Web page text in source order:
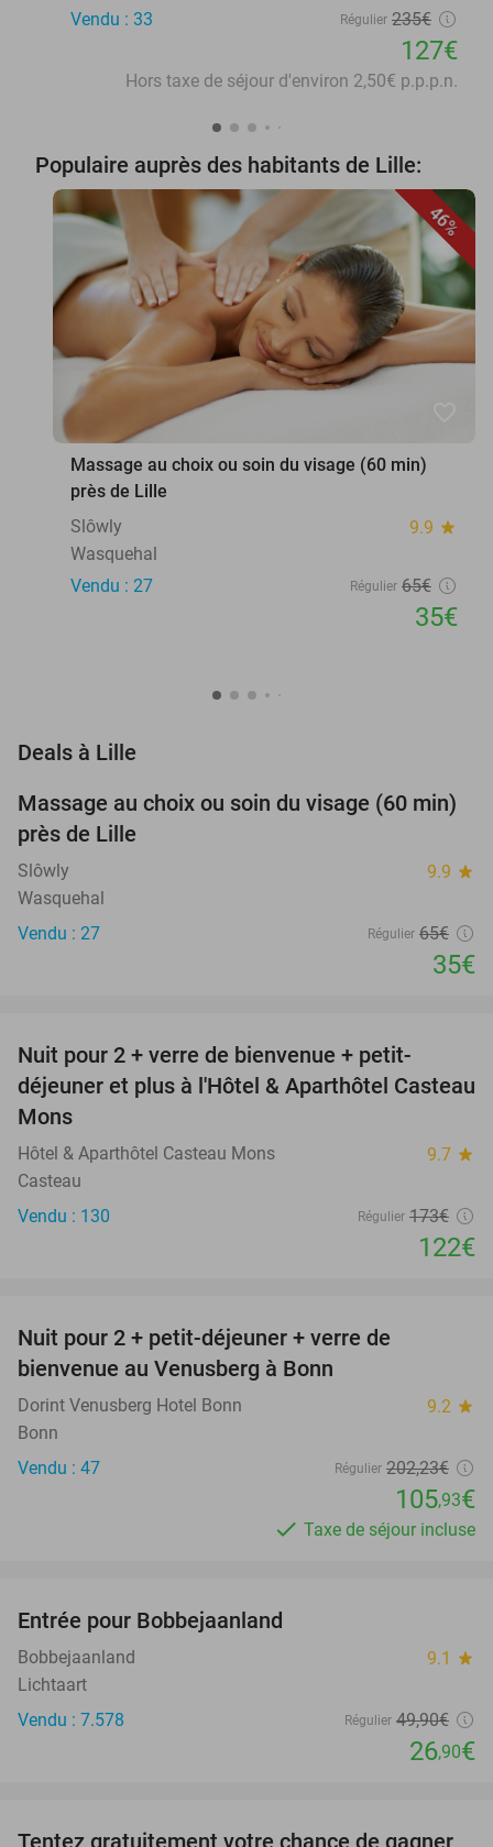
Vendu : 33 Régulier 235€
127€
Hors taxe de séjour d'environ 2,50€ p.p.p.n.
Populaire auprès des habitants de Lille:
46%
Massage au choix ou soin du visage (60 min)
près de Lille
Slôwly
9.9 star
Wasquehal
Vendu : 27
Régulier 65€
35€
Deals à Lille
46%
Massage au choix ou soin du visage (60 min)
près de Lille
Slôwly 9.9 star
Wasquehal
Vendu : 27
Régulier 65€
35€
NEW
TODAY
Nuit pour 2 + verre de bienvenue + petit-
déjeuner et plus à l'Hôtel & Aparthôtel Casteau
Mons
Hôtel & Aparthôtel Casteau Mons 9.7 star
Casteau
Vendu : 130
Régulier 173€
122€
Nuit pour 2 + petit-déjeuner + verre de
bienvenue au Venusberg à Bonn
Dorint Venusberg Hotel Bonn 9.2 star
Bonn
Vendu : 47
Régulier 202,23€
105,93€
Taxe de séjour incluse
Entrée pour Bobbejaanland
Bobbejaanland 9.1 star
Lichtaart
Vendu : 7.578
Régulier 49,90€
26,90€